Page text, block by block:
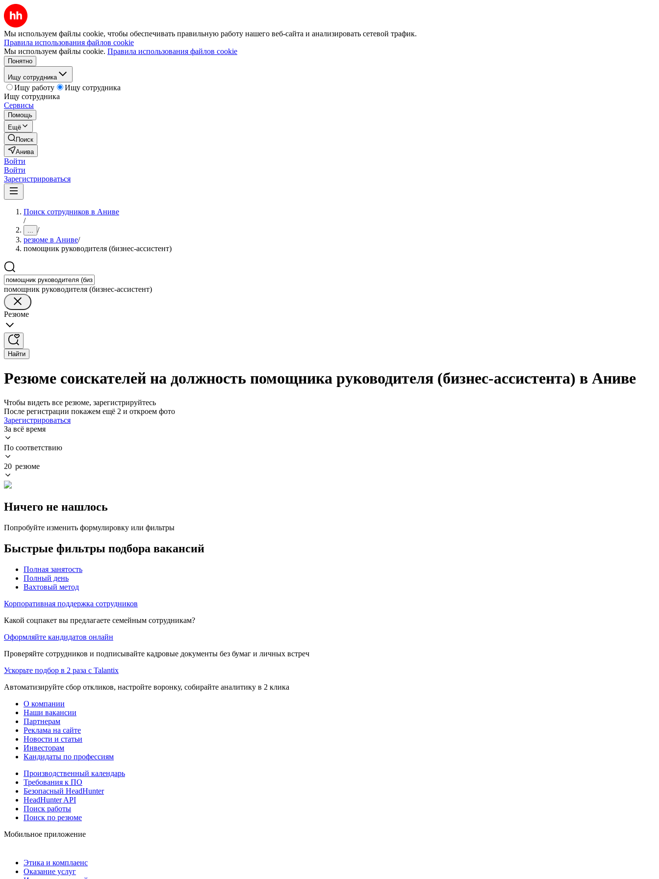
Мы используем файлы cookie, чтобы обеспечивать правильную работу нашего веб-сайта и анализировать сетевой трафик.
Правила использования файлов cookie
Мы используем файлы cookie. Правила использования файлов cookie
Понятно
Ищу сотрудника
Ищу работу
Ищу сотрудника
Ищу сотрудника
Сервисы
Помощь
Ещё
Поиск
Анива
Войти
Войти
Зарегистрироваться
Поиск сотрудников в Аниве
/
... /
резюме в Аниве/
помощник руководителя (бизнес-ассистент)
помощник руководителя (бизнес-ассистент)
Резюме
Найти
Резюме соискателей на должность помощника руководителя (бизнес-ассистента) в Аниве
Чтобы видеть все резюме, зарегистрируйтесь
После регистрации покажем ещё 2 и откроем фото
Зарегистрироваться
За всё время
По соответствию
20 резюме
Ничего не нашлось
Попробуйте изменить формулировку или фильтры
Быстрые фильтры подбора вакансий
Полная занятость
Полный день
Вахтовый метод
Корпоративная поддержка сотрудников
Какой соцпакет вы предлагаете семейным сотрудникам?
Оформляйте кандидатов онлайн
Проверяйте сотрудников и подписывайте кадровые документы без бумаг и личных встреч
Ускорьте подбор в 2 раза с Talantix
Автоматизируйте сбор откликов, настройте воронку, собирайте аналитику в 2 клика
О компании
Наши вакансии
Партнерам
Реклама на сайте
Новости и статьи
Инвесторам
Кандидаты по профессиям
Производственный календарь
Требования к ПО
Безопасный HeadHunter
HeadHunter API
Поиск работы
Поиск по резюме
Мобильное приложение
Этика и комплаенс
Оказание услуг